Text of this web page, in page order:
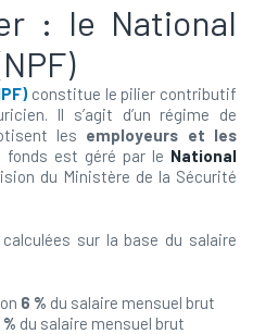
: le National
constitue le pilier contributif
Il s’agit d’un régime de
les employeurs et les
fonds est géré par le National
du Ministère de la Sécurité
sur la base du salaire
6 % du salaire mensuel brut
du salaire mensuel brut